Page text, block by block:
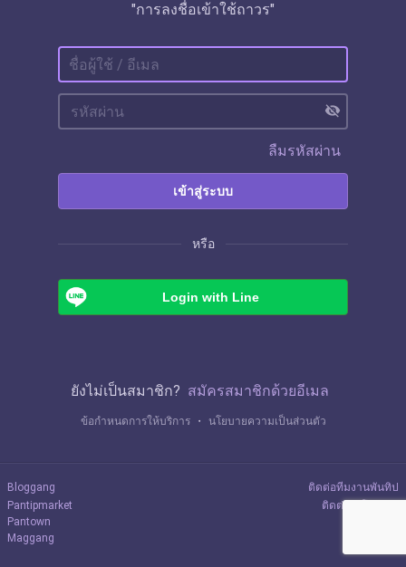
"การลงชื่อเข้าใช้ถาวร"
visibility_off
ลืมรหัสผ่าน
เข้าสู่ระบบ
หรือ
Login with Line
ยังไม่เป็นสมาชิก? สมัครสมาชิกด้วยอีเมล
ข้อกำหนดการให้บริการ ・ นโยบายความเป็นส่วนตัว
Bloggang
Pantipmarket
Pantown
Maggang
ติดต่อทีมงานพันทิป
ติดต่อลงโฆษณา